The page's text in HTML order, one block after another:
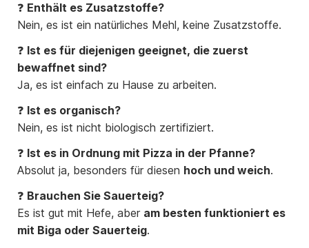
❓ Enthält es Zusatzstoffe?
Nein, es ist ein natürliches Mehl, keine Zusatzstoffe.
❓ Ist es für diejenigen geeignet, die zuerst
bewaffnet sind?
Ja, es ist einfach zu Hause zu arbeiten.
❓ Ist es organisch?
Nein, es ist nicht biologisch zertifiziert.
❓ Ist es in Ordnung mit Pizza in der Pfanne?
Absolut ja, besonders für diesen hoch und weich.
❓ Brauchen Sie Sauerteig?
Es ist gut mit Hefe, aber am besten funktioniert es
mit Biga oder Sauerteig.